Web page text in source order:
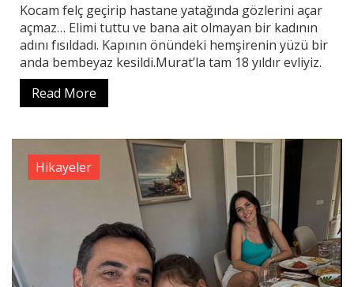
Kocam felç geçirip hastane yatağında gözlerini açar
açmaz… Elimi tuttu ve bana ait olmayan bir kadının
adını fısıldadı. Kapının önündeki hemşirenin yüzü bir
anda bembeyaz kesildi.Murat’la tam 18 yıldır evliyiz.
Read More
Hikayeler